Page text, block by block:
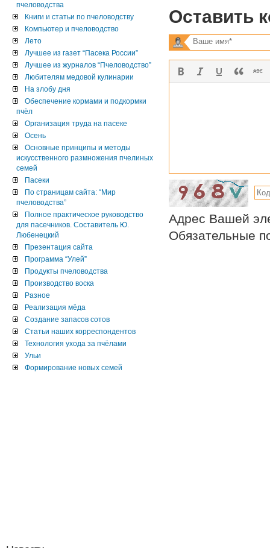
Оставить
Адрес Вашей
Обязательные
пчеловодства
Книги и статьи по пчеловодству
Компьютер и пчеловодство
Лето
Лучшее из газет “Пасека России”
Лучшее из журналов “Пчеловодство”
Любителям медовой кулинарии
На злобу дня
Обеспечение кормами и подкормки
пчёл
Организация труда на пасеке
Осень
Основные принципы и методы
искусственного размножения пчелиных
семей
Пасеки
По страницам сайта: “Мир
пчеловодства”
Полное практическое руководство
для пасечников. Составитель Ю.
Любенецкий
Презентация сайта
Программа “Улей”
Продукты пчеловодства
Производство воска
Разное
Реализация мёда
Создание запасов сотов
Статьи наших корреспондентов
Технология ухода за пчёлами
Ульи
Формирование новых семей